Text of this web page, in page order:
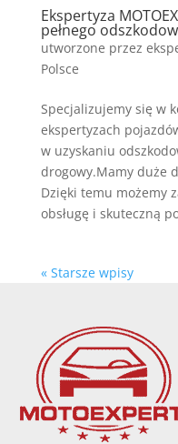
Ekspertyza
pełnego
utworzone przez
Polsce
Specjalizujemy się w
ekspertyzach
w uzyskaniu
drogowy.Mamy duże
Dzięki temu możemy
obsługę i skuteczną
« Starsze wpisy